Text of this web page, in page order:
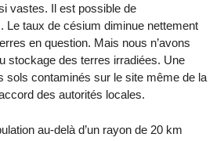
vastes. Il est possible de
Le taux de césium diminue nettement
en question. Mais nous n’avons
stockage des terres irradiées. Une
sols contaminés sur le site même de la
des autorités locales.
au-delà d’un rayon de 20 km